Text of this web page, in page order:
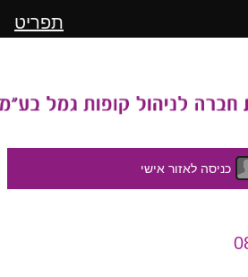
כניסה לאזור אישי
תפריט